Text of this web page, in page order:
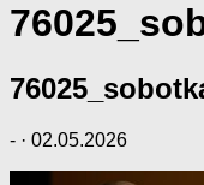
- · 02.05.2026